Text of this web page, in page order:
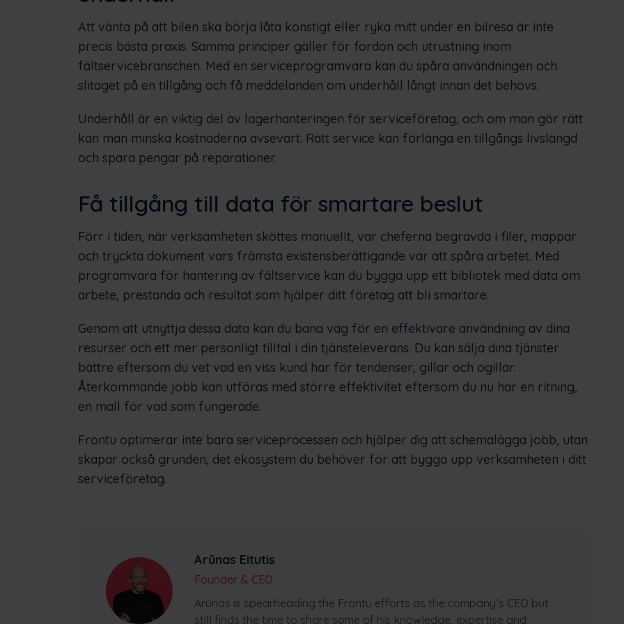
Att vänta på att bilen ska börja låta konstigt eller ryka mitt under en bilresa är inte
precis bästa praxis. Samma principer gäller för fordon och utrustning inom
fältservicebranschen. Med en serviceprogramvara kan du spåra användningen och
slitaget på en tillgång och få meddelanden om underhåll långt innan det behövs.
Underhåll är en viktig del av lagerhanteringen för serviceföretag, och om man gör rätt
kan man minska kostnaderna avsevärt. Rätt service kan förlänga en tillgångs livslängd
och spara pengar på reparationer.
Få tillgång till data för smartare beslut
Förr i tiden, när verksamheten sköttes manuellt, var cheferna begravda i filer, mappar
och tryckta dokument vars främsta existensberättigande var att spåra arbetet. Med
programvara för hantering av fältservice kan du bygga upp ett bibliotek med data om
arbete, prestanda och resultat som hjälper ditt företag att bli smartare.
Genom att utnyttja dessa data kan du bana väg för en effektivare användning av dina
resurser och ett mer personligt tilltal i din tjänsteleverans. Du kan sälja dina tjänster
bättre eftersom du vet vad en viss kund har för tendenser, gillar och ogillar.
Återkommande jobb kan utföras med större effektivitet eftersom du nu har en ritning,
en mall för vad som fungerade.
Frontu optimerar inte bara serviceprocessen och hjälper dig att schemalägga jobb, utan
skapar också grunden, det ekosystem du behöver för att bygga upp verksamheten i ditt
serviceföretag.
Arūnas Eitutis
Founder & CEO
Arūnas is spearheading the Frontu efforts as the company’s CEO but
still finds the time to share some of his knowledge, expertise and